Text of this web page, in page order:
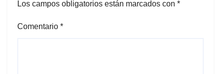
Los campos obligatorios están marcados con *
Comentario *